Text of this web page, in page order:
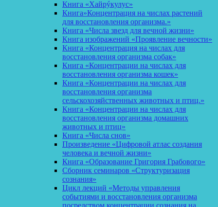
Книга «Хайрýкулус»
Книга»Концентрация на числах растений
для восстановления организма.»
Книга «Числа звезд для вечной жизни»
Книга изображений «Проявление вечности»
Книга «Концентрация на числах для
восстановления организма собак»
Книга «Концентрации на числах для
восстановления организма кошек»
Книга «Концентрации на числах для
восстановления организма
сельскохозяйственных животных и птиц.»
Книга «Концентрации на числах для
восстановления организма домашних
животных и птиц»
Книга «Числа снов»
Произведение «Цифровой атлас создания
человека и вечной жизни»
Книга «Образование Григория Грабового»
Сборник семинаров «Структуризация
сознания»
Цикл лекций «Методы управления
событиями и восстановления организма